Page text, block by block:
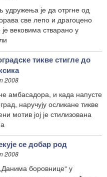
удружења је да отргне од
све лепо и драгоцено
вековима стварано у
тикве стигле до
2008
амбасадора, и када напусте
наручују осликане тикве
мотив јој је стилизована
се добар род
2008
боровнице“ у